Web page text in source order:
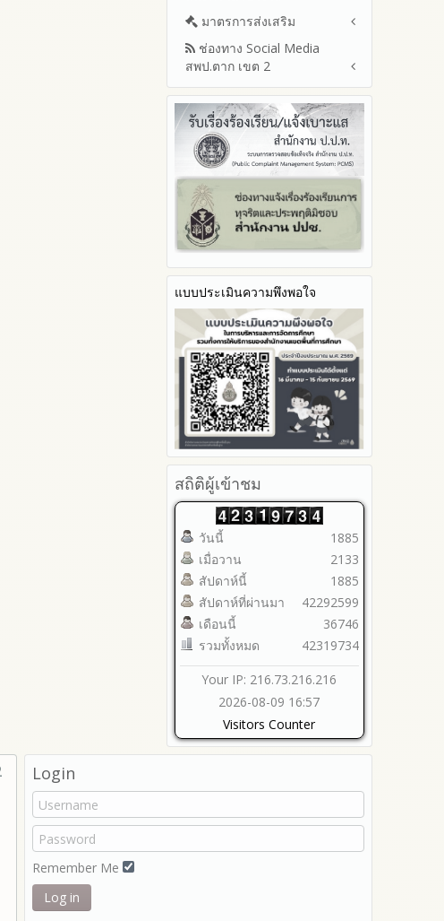
ปีงบประมาณ 2565
รายงานผลการดำเนินงาน
ประจำปี
รายงานผลปี 2567
รายงานผลปี 2566
รายงานผลปี 2565
รายงานผลปี 2564
คู่มือหรือแนวทางการปฏิบัติงาน
ของเจ้าหน้าที่
คู่มือหรือแนวทางการขอรับ
บริการสำหรับผู้รับบริการหรือผู้มา
ระบบการให้บริการผ่านช่อง
ทางออนไลน์ (E-Service)
My Office
My School
SL-WEB
BRSS
ACC Tak2
ข้อมูลสถิติการให้บริการ
ประมวลจริยธรรมและการขับ
เคลื่อนจริยธรรม
ข้อมูลสถิติเรื่องร้องเรียนการ
ทุจริตและประพฤติมิชอบ ประจำ
ปีงบประมาณ
การเปิดโอกาสให้มีส่วนร่วมใน
การดำเนินงานปีงบประมาณ
การเสริมสร้างรู้เกี่ยวกับหลักเกณฑ์
การรับทรัพย์สินหรือประโยชน์อื่น
ใดโดยธรรมจรรยาของเจ้า
พนักงานของรัฐ
การประเมินความเสี่ยงการทุจริต
ในสำนักงานเขตพื้นที่การศึกษา
ประจำปีงบประมาณ
รายงานผลการดำเนินการตาม
แผนบริหารจัดการความเสี่ยงการ
ทุจริตของสำนักงานเขตพื้นที่การ
ศึกษา ประจำงบประมาณ
แผนปฏิบัติการป้องกันการทุจริต
ประจำปีงบประมาณ
2569
2568
2567
2566
2565
2564
รายงานผลการดำเนินการ
ป้องกันการทุจริตประจำปี
2568
2567
2566
2565
2564
2563
รายงานการกำกับติดตาม
มาตรการส่งเสริมคุณธรรมและ
ความโปร่งใสภายใน สพท.
การนำผลการประเมิน ITA ไปสู่
การพัฒนาองค์กร
รายงานผลการดำเนินการเพื่อ
ส่งเสริมคุณธรรมและความ
โปร่งใสภายใน สพท. ประจำ
ปีงบประมาณ
มาตรการส่งเสริม
มาตรการเผยแพร่ข้อมูลต่อ
สาธารณะ
มาตรการส่งเสริมความโปร่งใสใน
การจัดซื้อจัดจ้าง
มาตราการจัดการเรื่องร้องเรียน
การทุจริต
มาตรการป้องกันการรับสินบน
มาตรการป้องกันการขัดกัน
ระหว่างผลประโยชน์ส่วนตนกับ
ส่วนรวม
มาตรการตรวจสอบการใช้ดุลพินิจ
มาตราการให้ผู้มีส่วนได้ส่วนเสียมี
ส่วนร่วม
ช่องทาง Social Media
สพป.ตาก เขต 2
Q&A / ชมเชย / เสนอแนะ
Facebook เพจ สพป.ตาก 2
Youtube ช่อง สพป.ตาก เขต 2
Youtube เรื่องเล่าข่าวตาก 2
แบบประเมินความพึงพอใจ
สถิติผู้เข้าชม
วันนี้
เมื่อวาน
สัปดาห์นี้
สัปดาห์ที่ผ่านมา
เดือนนี้
รวมทั้งหมด
1885
2133
1885
42292599
36746
42319734
Your IP: 216.73.216.216
2026-08-09 16:57
Visitors Counter
Login
Remember Me
Log in